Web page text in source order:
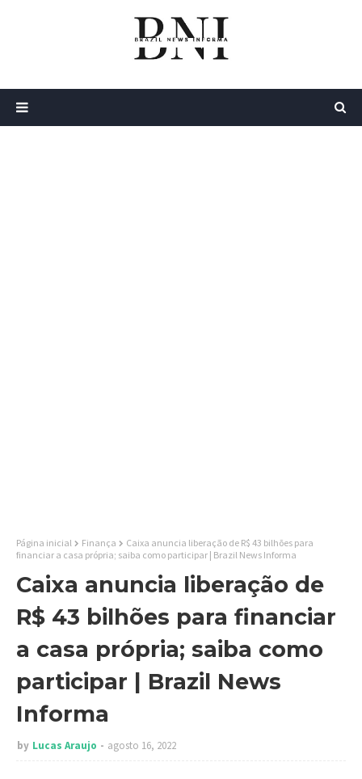
Página inicial Finança
Caixa anuncia liberação de R$ 43 bilhões para
financiar a casa própria; saiba como participar | Brazil News Informa
Caixa anuncia liberação de
R$ 43 bilhões para financiar
a casa própria; saiba como
participar | Brazil News
Informa
by Lucas Araujo agosto 16, 2022